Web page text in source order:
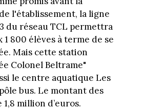
l'établissement, la ligne
du réseau TCL permettra
1 800 élèves à terme de se
Mais cette station
Colonel Beltrame"
le centre aquatique Les
bus. Le montant des
million d’euros.